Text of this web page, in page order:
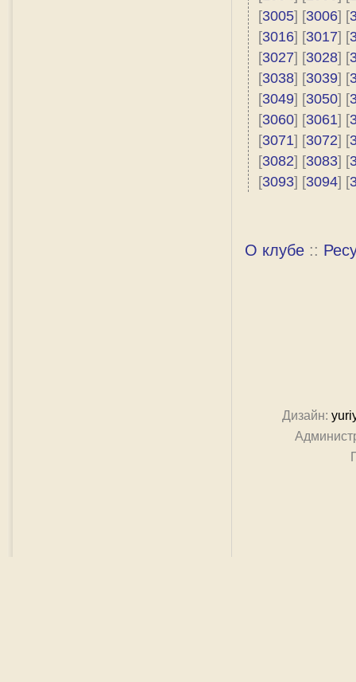
[3005] [3006] [
[3016] [3017] [
[3027] [3028] [
[3038] [3039] [
[3049] [3050] [
[3060] [3061] [
[3071] [3072] [
[3082] [3083] [
[3093] [3094] [
О клубе ::
Дизайн: